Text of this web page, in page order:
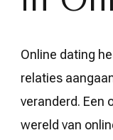
Online dating
relaties
veranderd. Een
wereld van